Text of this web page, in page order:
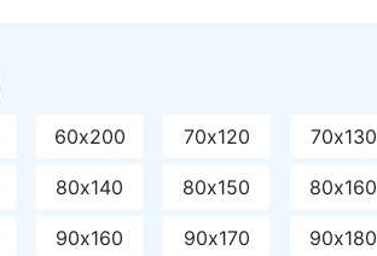
60х200 70х120 70х130
80х140 80х150 80х160
90х160 90х170 90х180